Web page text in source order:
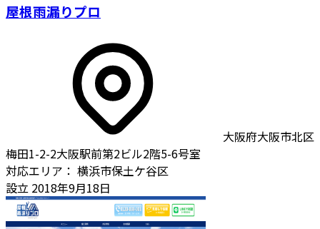
屋根雨漏りプロ
大阪府大阪市北区
梅田1-2-2大阪駅前第2ビル2階5-6号室
対応エリア： 横浜市保土ケ谷区
設立 2018年9月18日